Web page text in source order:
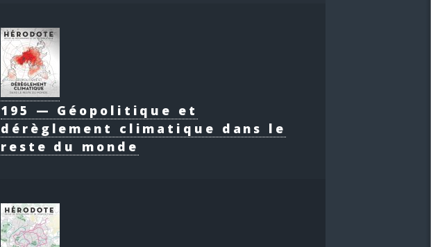
195 — Géopolitique et
dérèglement climatique dans le
reste du monde